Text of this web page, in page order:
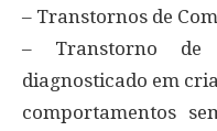
– Transtornos de
– Transtorno de
diagnosticado em
comportamentos